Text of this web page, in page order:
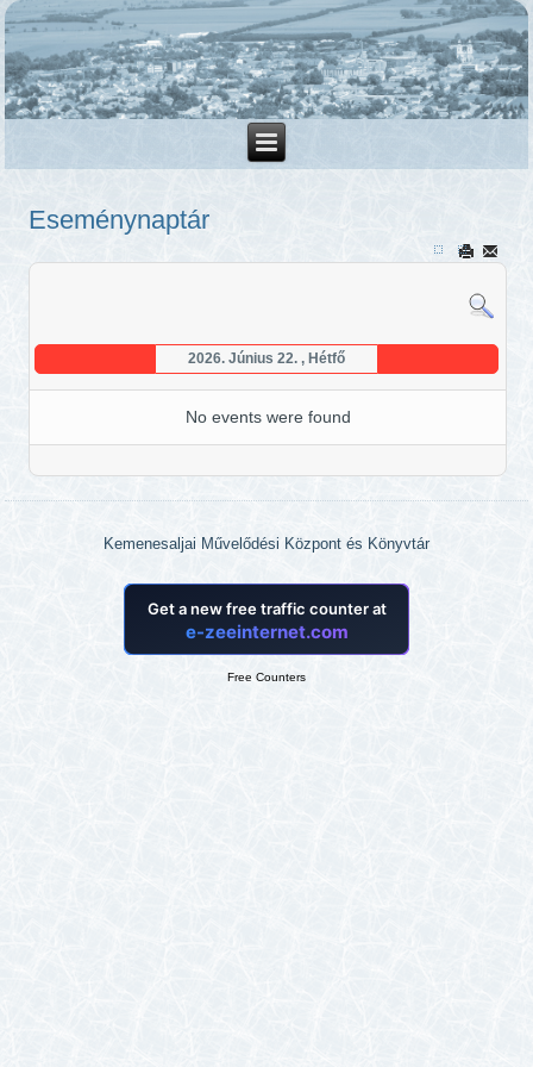
Eseménynaptár
2026. Június 22. , Hétfő
No events were found
Kemenesaljai Művelődési Központ és Könyvtár
Free Counters